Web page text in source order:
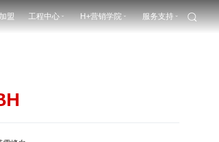
盟 工程中心 ˇ H+营销学院 ˇ 服务支持 ˇ